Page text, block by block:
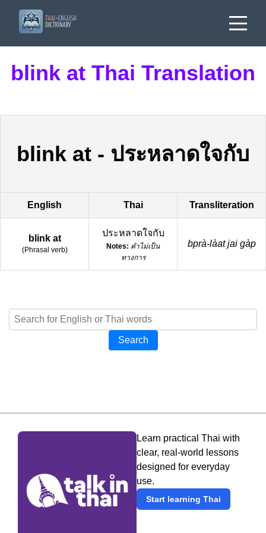
blink at Thai Translation
blink at - ประหลาดใจกับ
English Thai Transliteration
blink at
(Phrasal verb)
ประหลาดใจกับ
Notes: คำไม่เป็น
ทางการ
bprà-làat jai gàp
Search
Learn practical Thai with
clear, real-world lessons
designed for everyday
use.
Start learning Thai